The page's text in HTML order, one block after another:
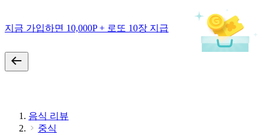
지금 가입하면 10,000P + 로또 10장 지급
음식 리뷰
중식